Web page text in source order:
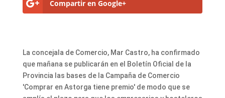
Compartir en Google+
La concejala de Comercio, Mar Castro, ha confirmado
que mañana se publicarán en el Boletín Oficial de la
Provincia las bases de la Campaña de Comercio
'Comprar en Astorga tiene premio' de modo que se